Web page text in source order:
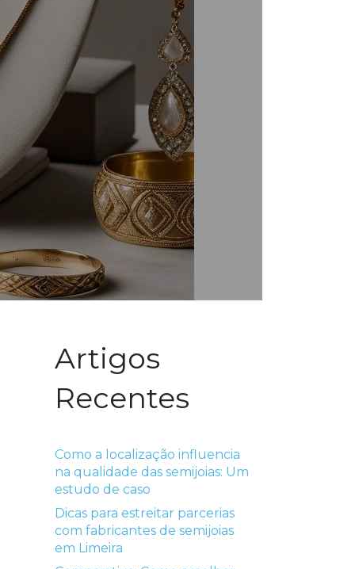
Artigos
Recentes
Como a localização influencia
na qualidade das semijoias: Um
estudo de caso
Dicas para estreitar parcerias
com fabricantes de semijoias
em Limeira